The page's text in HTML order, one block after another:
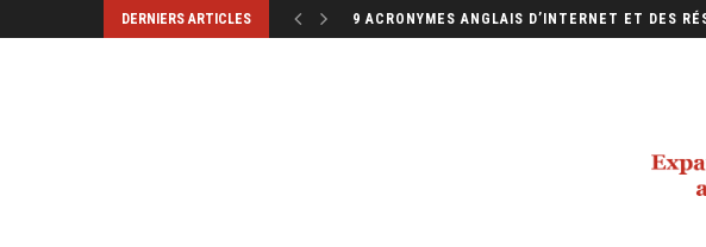
DERNIERS ARTICLES MINI ALBUMS PHOTOS : LE PETIT FORMAT QUI...